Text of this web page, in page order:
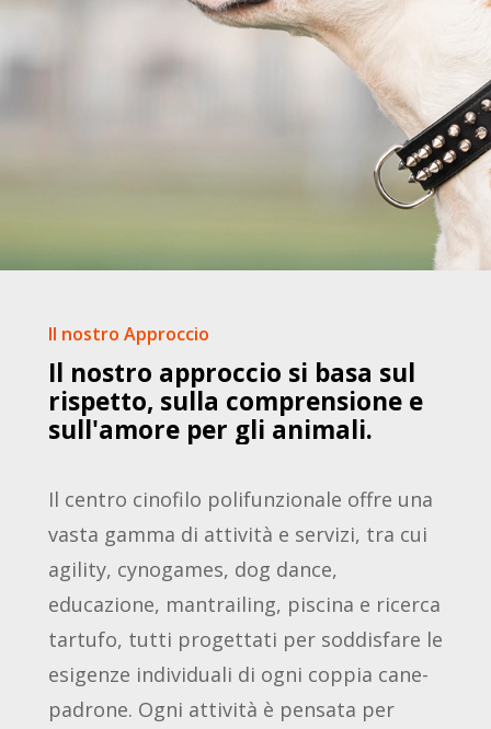
Il nostro Approccio
Il nostro approccio si basa sul
rispetto, sulla comprensione e
sull'amore per gli animali.
Il centro cinofilo polifunzionale offre una
vasta gamma di attività e servizi, tra cui
agility, cynogames, dog dance,
educazione, mantrailing, piscina e ricerca
tartufo, tutti progettati per soddisfare le
esigenze individuali di ogni coppia cane-
padrone. Ogni attività è pensata per